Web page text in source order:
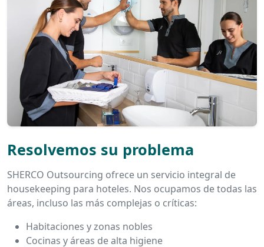
Resolvemos su problema
SHERCO Outsourcing ofrece un servicio integral de
housekeeping para hoteles. Nos ocupamos de todas las
áreas, incluso las más complejas o críticas:
Habitaciones y zonas nobles
Cocinas y áreas de alta higiene